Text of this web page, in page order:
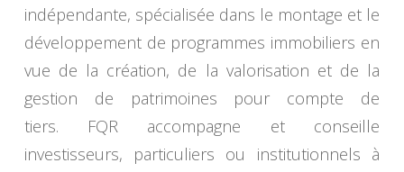
indépendante, spécialisée dans le montage et le
développement de programmes immobiliers en
vue de la création, de la valorisation et de la
gestion de patrimoines pour compte de
tiers. FQR accompagne et conseille
investisseurs, particuliers ou institutionnels à